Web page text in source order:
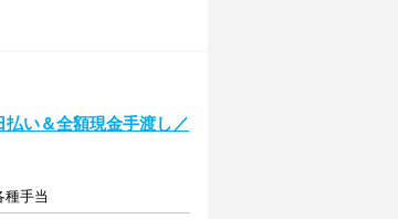
払い＆全額現金手渡し／
種手当